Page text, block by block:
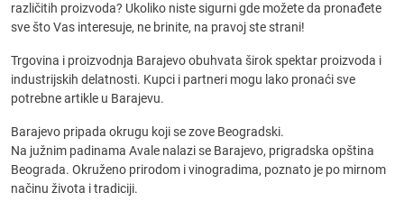
različitih proizvoda? Ukoliko niste sigurni gde možete da pronađete
sve što Vas interesuje, ne brinite, na pravoj ste strani!
Trgovina i proizvodnja Barajevo obuhvata širok spektar proizvoda i
industrijskih delatnosti. Kupci i partneri mogu lako pronaći sve
potrebne artikle u Barajevu.
Barajevo pripada okrugu koji se zove Beogradski.
Na južnim padinama Avale nalazi se Barajevo, prigradska opština
Beograda. Okruženo prirodom i vinogradima, poznato je po mirnom
načinu života i tradiciji.